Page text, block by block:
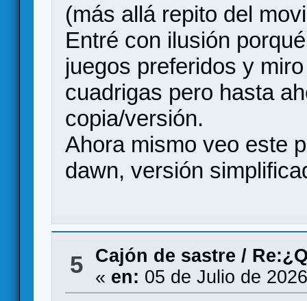
(más allá repito del
Entré con ilusión
juegos preferidos y
cuadrigas pero hasta
copia/versión.
Ahora mismo veo este
dawn, versión
5 Cajón de sastre /
« en: 05 de Julio de